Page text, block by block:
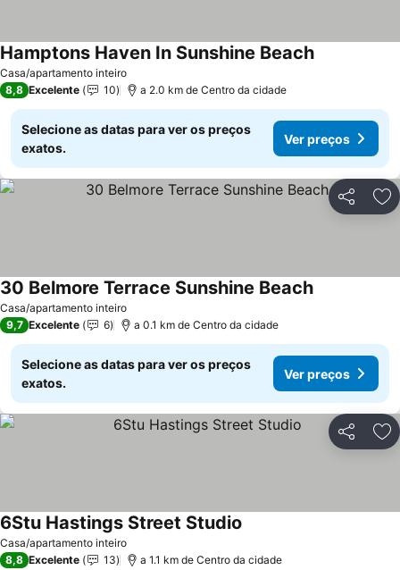
Casa/apartamento inteiro
Hamptons Haven In Sunshine Beach
8,8 Excelente 10 a 2.0 km de Centro da cidade
Selecione as datas para ver os preços
exatos.
Ver preços
Partilhar
Casa/apartamento inteiro
30 Belmore Terrace Sunshine Beach
9,7 Excelente 6 a 0.1 km de Centro da cidade
Selecione as datas para ver os preços
exatos.
Ver preços
Partilhar
Casa/apartamento inteiro
6Stu Hastings Street Studio
8,8 Excelente 13 a 1.1 km de Centro da cidade